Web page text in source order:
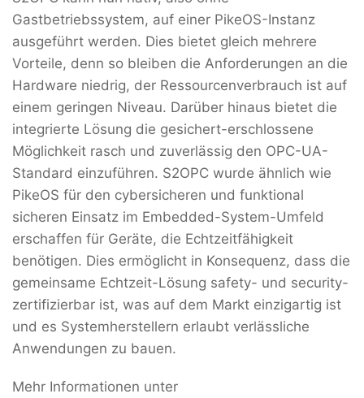
Gastbetriebssystem, auf einer PikeOS-Instanz
ausgeführt werden. Dies bietet gleich mehrere
Vorteile, denn so bleiben die Anforderungen an die
Hardware niedrig, der Ressourcenverbrauch ist auf
einem geringen Niveau. Darüber hinaus bietet die
integrierte Lösung die gesichert-erschlossene
Möglichkeit rasch und zuverlässig den OPC-UA-
Standard einzuführen. S2OPC wurde ähnlich wie
PikeOS für den cybersicheren und funktional
sicheren Einsatz im Embedded-System-Umfeld
erschaffen für Geräte, die Echtzeitfähigkeit
benötigen. Dies ermöglicht in Konsequenz, dass die
gemeinsame Echtzeit-Lösung safety- und security-
zertifizierbar ist, was auf dem Markt einzigartig ist
und es Systemherstellern erlaubt verlässliche
Anwendungen zu bauen.
Mehr Informationen unter